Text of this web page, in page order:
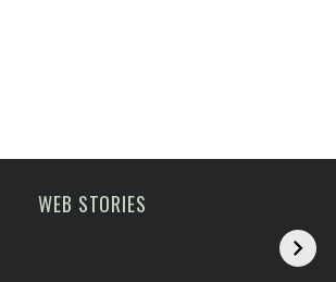
WEB STORIESviagem em fevereiro